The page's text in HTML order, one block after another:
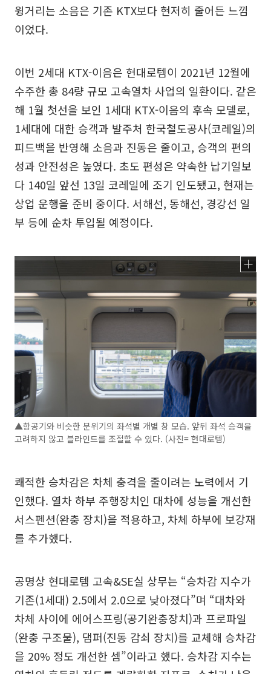
윙거리는 소음은 기존 KTX보다 현저히 줄어든 느낌
이었다.
이번 2세대 KTX-이음은 현대로템이 2021년 12월에
수주한 총 84량 규모 고속열차 사업의 일환이다. 같은
해 1월 첫선을 보인 1세대 KTX-이음의 후속 모델로,
1세대에 대한 승객과 발주처 한국철도공사(코레일)의
피드백을 반영해 소음과 진동은 줄이고, 승객의 편의
성과 안전성은 높였다. 초도 편성은 약속한 납기일보
다 140일 앞선 13일 코레일에 조기 인도됐고, 현재는
상업 운행을 준비 중이다. 서해선, 동해선, 경강선 일
부 등에 순차 투입될 예정이다.
▲항공기와 비슷한 분위기의 좌석별 개별 창 모습. 앞뒤 좌석 승객을
고려하지 않고 블라인드를 조절할 수 있다. (사진= 현대로템)
쾌적한 승차감은 차체 충격을 줄이려는 노력에서 기
인했다. 열차 하부 주행장치인 대차에 성능을 개선한
서스펜션(완충 장치)을 적용하고, 차체 하부에 보강재
를 추가했다.
공명상 현대로템 고속&SE실 상무는 “승차감 지수가
기존(1세대) 2.5에서 2.0으로 낮아졌다”며 “대차와
차체 사이에 에어스프링(공기완충장치)과 프로파일
(완충 구조물), 댐퍼(진동 감쇠 장치)를 교체해 승차감
을 20% 정도 개선한 셈”이라고 했다. 승차감 지수는